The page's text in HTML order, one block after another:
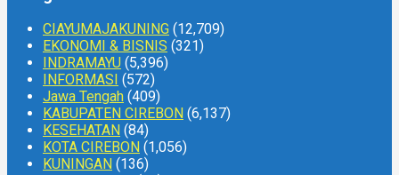
CIAYUMAJAKUNING (12,709)
EKONOMI & BISNIS (321)
INDRAMAYU (5,396)
INFORMASI (572)
Jawa Tengah (409)
KABUPATEN CIREBON (6,137)
KESEHATAN (84)
KOTA CIREBON (1,056)
KUNINGAN (136)